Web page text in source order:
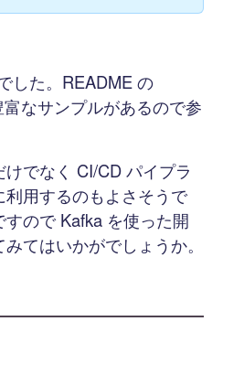
した。README の
富なサンプルがあるので参
でなく CI/CD パイプラ
利用するのもよさそうで
ので Kafka を使った開
てはいかがでしょうか。